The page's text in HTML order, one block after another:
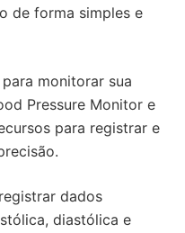
de forma simples e
monitorar sua
Pressure Monitor e
para registrar e
dados
diastólica e